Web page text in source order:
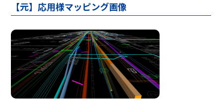
【元】応用様マッピング画像